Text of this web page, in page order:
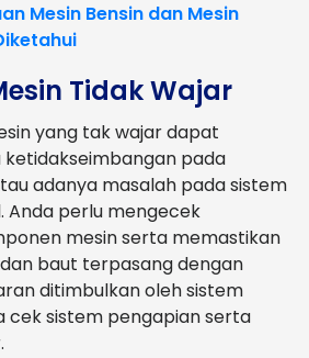
Mesin Bensin dan Mesin
Tidak Wajar
yang tak wajar dapat
pada
adanya masalah pada sistem
Anda perlu mengecek
mesin serta memastikan
baut terpasang dengan
ditimbulkan oleh sistem
cek sistem pengapian serta